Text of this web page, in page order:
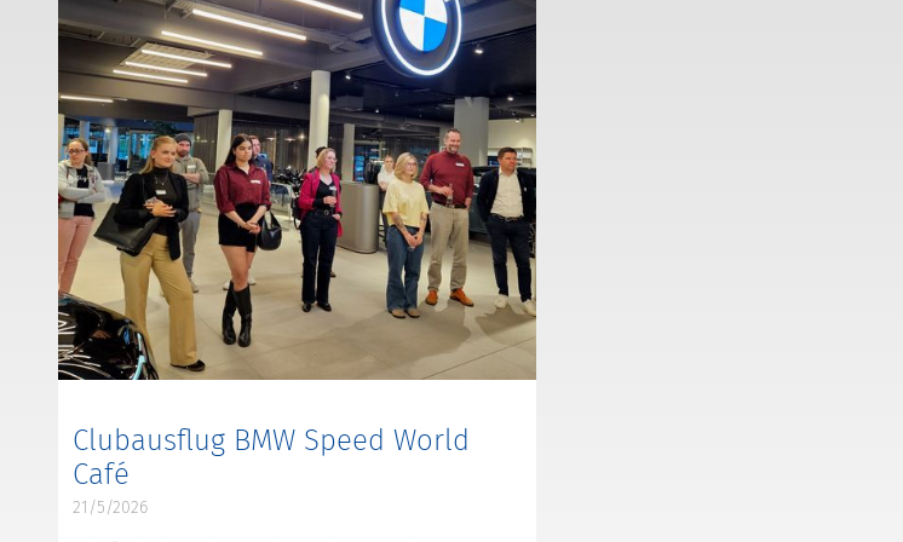
Clubausflug BMW Speed World
Café
21/5/2026